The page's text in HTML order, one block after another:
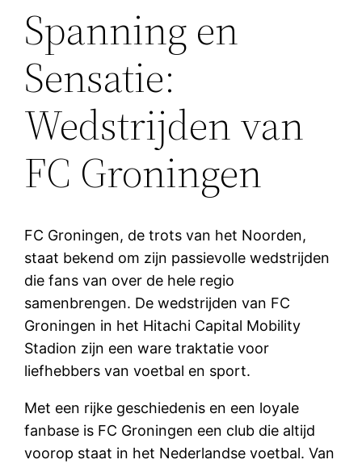
Spanning en
Sensatie:
Wedstrijden van
FC Groningen
FC Groningen, de trots van het Noorden,
staat bekend om zijn passievolle wedstrijden
die fans van over de hele regio
samenbrengen. De wedstrijden van FC
Groningen in het Hitachi Capital Mobility
Stadion zijn een ware traktatie voor
liefhebbers van voetbal en sport.
Met een rijke geschiedenis en een loyale
fanbase is FC Groningen een club die altijd
voorop staat in het Nederlandse voetbal. Van